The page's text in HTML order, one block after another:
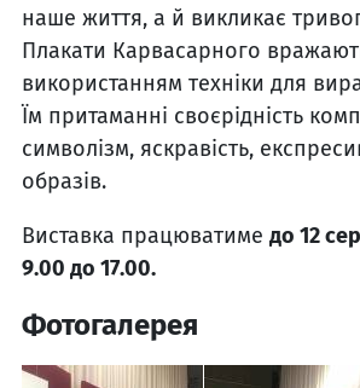
наше життя, а й викликає
Плакати Карвасарного
використанням техніки для
Їм притаманні своєрідність
символізм, яскравість,
образів.
Виставка працюватиме до 12
9.00 до 17.00.
Фотогалерея